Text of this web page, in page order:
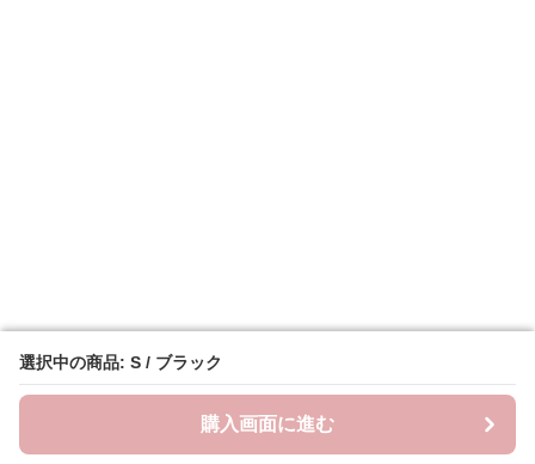
選択中の商品: S / ブラック
購入画面に進む
選択中の商品: S / ブラック
購入画面に進む